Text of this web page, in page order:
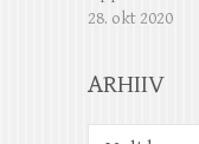
28. okt 2020
ARHIIV